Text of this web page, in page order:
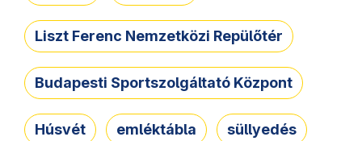
Liszt Ferenc Nemzetközi Repülőtér
Budapesti Sportszolgáltató Központ
Húsvét emléktábla süllyedés